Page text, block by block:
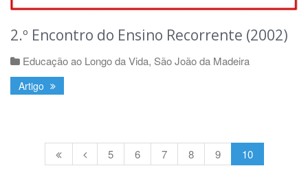
2.º Encontro do Ensino Recorrente (2002)
Educação ao Longo da Vida, São João da Madeira
Artigo
5 6 7 8 9 10